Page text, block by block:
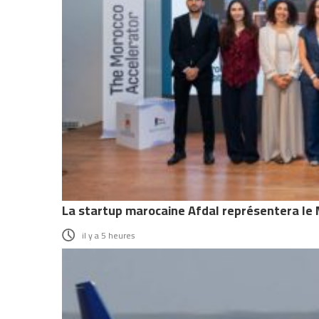
La startup marocaine Afdal représentera le
il y a 5 heures